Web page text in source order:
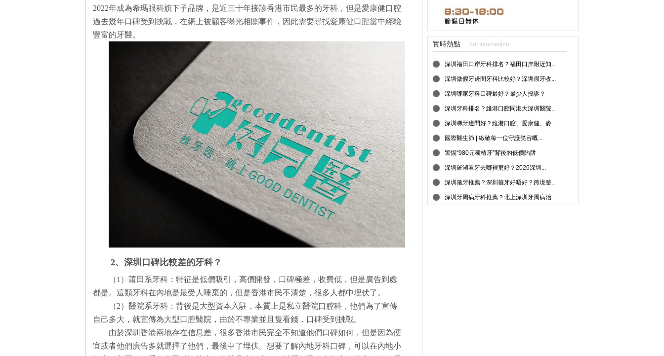
2022年成為希瑪眼科旗下子品牌，是近三十年接診香港市民最多的牙科，但是愛康健口腔
過去幾年口碑受到挑戰，在網上被顧客曝光相關事件，因此需要尋找愛康健口腔當中經驗
豐富的牙醫。
2、深圳口碑比較差的牙科？
（1）莆田系牙科：特征是低價吸引，高價開發，口碑極差，收費低，但是廣告到處
都是。這類牙科在內地是最受人唾棄的，但是香港市民不清楚，很多人都中埋伏了。
（2）醫院系牙科：背後是大型資本入駐，本質上是私立醫院口腔科，他們為了宣傳
自己多大，就宣傳為大型口腔醫院，由於不專業並且隻看錢，口碑受到挑戰。
由於深圳香港兩地存在信息差，很多香港市民完全不知道他們口碑如何，但是因為便
宜或者他們廣告多就選擇了他們，最後中了埋伏。想要了解內地牙科口碑，可以在內地小
實時熱點 Hot Information
深圳福田口岸牙科排名？福田口岸附近知...
深圳做假牙邊間牙科比較好？深圳假牙收...
深圳哪家牙科口碑最好？最少人投訴？
深圳牙科排名？維港口腔同港大深圳醫院...
深圳睇牙邊間好？維港口腔、愛康健、麥...
國際醫生節 | 緻敬每一位守護笑容嘅...
警惕“980元種植牙”背後的低價陷阱
深圳羅湖看牙去哪裡更好？2026深圳...
深圳箍牙推薦？深圳箍牙好唔好？跨境整...
深圳牙周病牙科推薦？北上深圳牙周病治...